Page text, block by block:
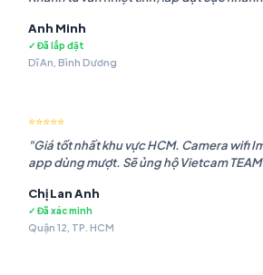
Anh Minh
✓ Đã lắp đặt
Dĩ An, Bình Dương
⭐⭐⭐⭐⭐
"Giá tốt nhất khu vực HCM. Camera wifi
app dùng mượt. Sẽ ủng hộ Vietcam
Chị Lan Anh
✓ Đã xác minh
Quận 12, TP. HCM